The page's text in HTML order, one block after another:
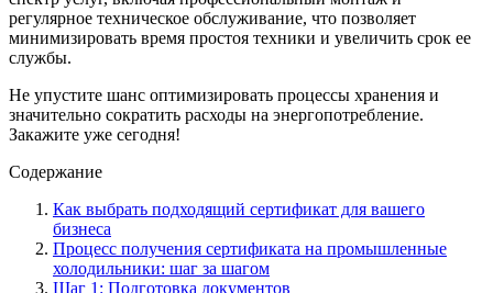
регулярное техническое обслуживание, что позволяет
минимизировать время простоя техники и увеличить срок ее
службы.
Не упустите шанс оптимизировать процессы хранения и
значительно сократить расходы на энергопотребление.
Закажите уже сегодня!
Содержание
Как выбрать подходящий сертификат для вашего
бизнеса
Процесс получения сертификата на промышленные
холодильники: шаг за шагом
Шаг 1: Подготовка документов